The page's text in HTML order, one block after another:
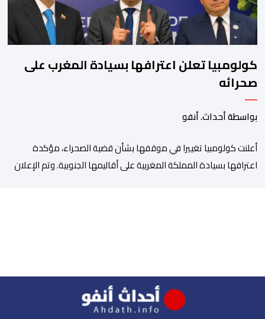
كولومبيا تعلن اعترافها بسيادة المغرب على
صحرائه
بواسطة أحداث. أنفو
أعلنت كولومبيا تغييرا في موقفها بشأن قضية الصحراء، مؤكدة
اعترافها بسيادة المملكة المغربية على أقاليمها الجنوبية. وتم الإعلان